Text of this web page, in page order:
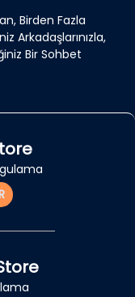
Birden Fazla
Arkadaşlarınızla,
Bir Sohbet